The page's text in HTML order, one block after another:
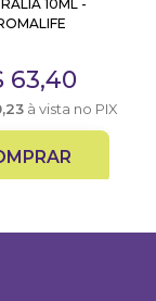
10ML -
63,40
à vista no PIX